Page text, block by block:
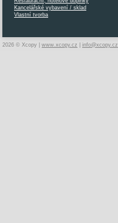
Kancelářské vybavení / sklad
Vlastní tvorba
2026 © Xcopy | www.xcopy.cz info@xcopy.cz